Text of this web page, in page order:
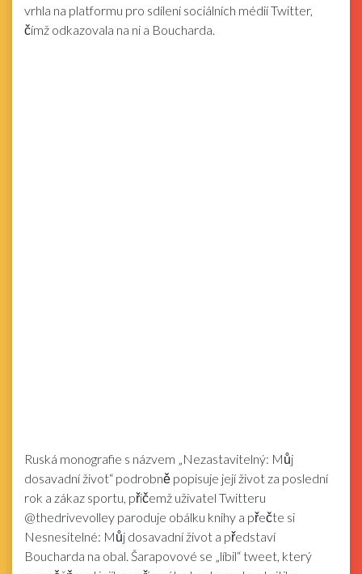
vrhla na platformu pro sdílení sociálních médií Twitter,
čímž odkazovala na ni a Boucharda.
Ruská monografie s názvem „Nezastavitelný: Můj
dosavadní život“ podrobně popisuje její život za poslední
rok a zákaz sportu, přičemž uživatel Twitteru
@thedrivevolley paroduje obálku knihy a přečte si
Nesnesitelné: Můj dosavadní život a představí
Boucharda na obal. Šarapovové se „líbil“ tweet, který